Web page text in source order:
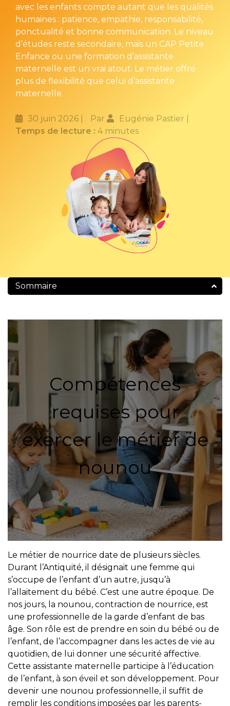
avec les enfants compte autant que les qualités
humaines : patience, empathie, responsabilité,
ponctualité et bonne communication. Le niveau
d’études reste secondaire, mais un CAP Petite
Enfance ou une formation d’assistante
maternelle est un vrai atout. Le métier offre
plus de flexibilité que celui d’assistante
maternelle.
30 juin 2026 Par
Eugénie Pastier
Temps de lecture : 4 minutes
Sommaire
Compétences
requises pour
exercer le métier de
nounou
Le métier de nourrice date de plusieurs siècles.
Durant l’Antiquité, il désignait une femme qui
s’occupe de l’enfant d’un autre, jusqu’à
l’allaitement du bébé. C’est une autre époque. De
nos jours, la nounou, contraction de nourrice, est
une professionnelle de la garde d’enfant de bas
âge. Son rôle est de prendre en soin du bébé ou de
l’enfant, de l’accompagner dans les actes de vie au
quotidien, de lui donner une sécurité affective.
Cette assistante maternelle participe à l’éducation
de l’enfant, à son éveil et son développement. Pour
devenir une nounou professionnelle, il suffit de
remplir les conditions imposées par les parents-